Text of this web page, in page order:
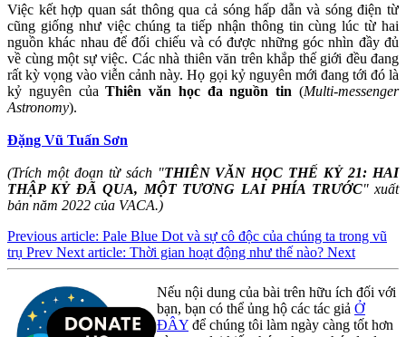
Việc kết hợp quan sát thông qua cả sóng hấp dẫn và sóng điện từ
cũng giống như việc chúng ta tiếp nhận thông tin cùng lúc từ hai
nguồn khác nhau để đối chiếu và có được những góc nhìn đầy đủ
về cùng một sự việc. Các nhà thiên văn trên khắp thế giới đều đang
rất kỳ vọng vào viễn cảnh này. Họ gọi kỷ nguyên mới đang tới đó là
kỷ nguyên củaThiên văn học đa nguồn tin (Multi-messenger
Astronomy).
Đặng Vũ Tuấn Sơn
(Trích một đoạn từ sách "THIÊN VĂN HỌC THẾ KỶ 21: HAI
THẬP KỶ ĐÃ QUA, MỘT TƯƠNG LAI PHÍA TRƯỚC" xuất
bản năm 2022 của VACA.)
Previous article: Pale Blue Dot và sự cô độc của chúng ta trong vũ
trụ Prev Next article: Thời gian hoạt động như thế nào? Next
Nếu nội dung của bài trên hữu ích đối với
bạn, bạn có thể ủng hộ các tác giả Ở
ĐÂY để chúng tôi làm ngày càng tốt hơn